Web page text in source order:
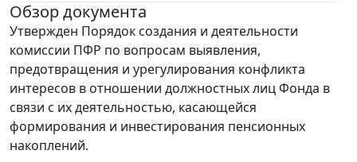
Обзор документа
Утвержден Порядок создания и деятельности
комиссии ПФР по вопросам выявления,
предотвращения и урегулирования конфликта
интересов в отношении должностных лиц Фонда в
связи с их деятельностью, касающейся
формирования и инвестирования пенсионных
накоплений.